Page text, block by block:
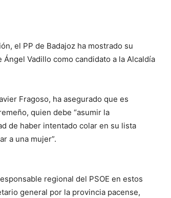
el PP de Badajoz ha mostrado su
Vadillo como candidato a la Alcaldía
Fragoso, ha asegurado que es
quien debe “asumir la
de haber intentado colar en su lista
a una mujer”.
regional del PSOE en estos
general por la provincia pacense,